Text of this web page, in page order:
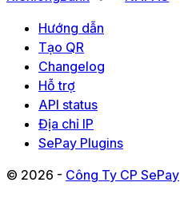
Hướng dẫn
Tạo QR
Changelog
Hỗ trợ
API status
Địa chỉ IP
SePay Plugins
© 2026 - Công Ty CP SePay